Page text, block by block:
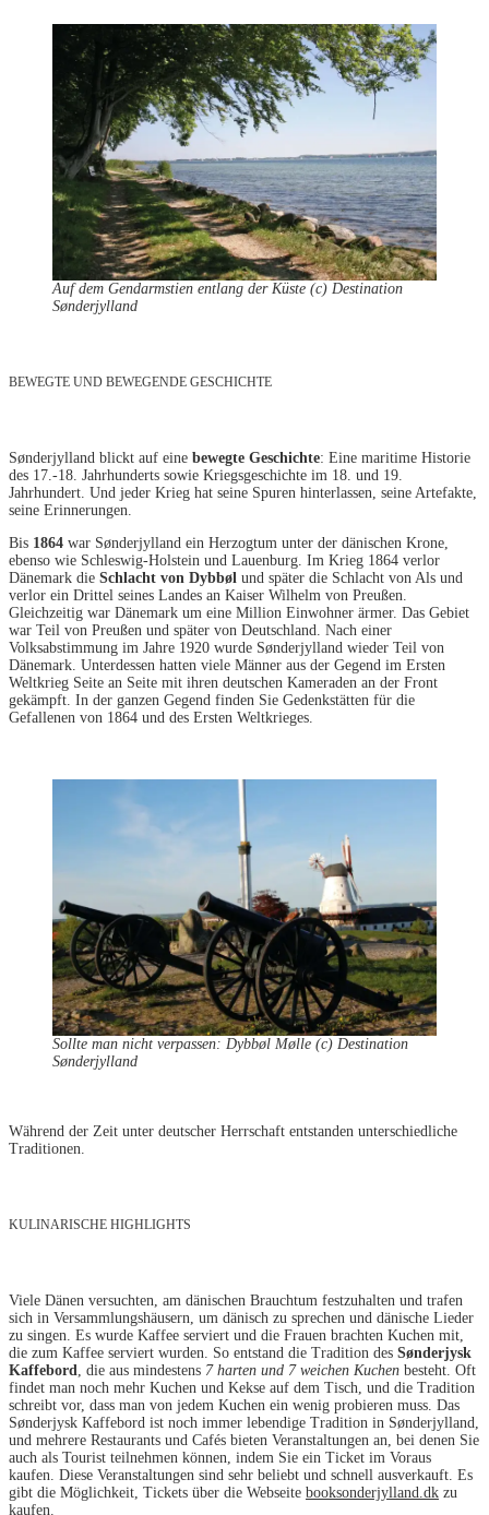
Auf dem Gendarmstien entlang der Küste (c) Destination
Sønderjylland
BEWEGTE UND BEWEGENDE GESCHICHTE
Sønderjylland blickt auf eine bewegte Geschichte: Eine maritime Historie
des 17.-18. Jahrhunderts sowie Kriegsgeschichte im 18. und 19.
Jahrhundert. Und jeder Krieg hat seine Spuren hinterlassen, seine Artefakte,
seine Erinnerungen.
Bis 1864 war Sønderjylland ein Herzogtum unter der dänischen Krone,
ebenso wie Schleswig-Holstein und Lauenburg. Im Krieg 1864 verlor
Dänemark die Schlacht von Dybbøl und später die Schlacht von Als und
verlor ein Drittel seines Landes an Kaiser Wilhelm von Preußen.
Gleichzeitig war Dänemark um eine Million Einwohner ärmer. Das Gebiet
war Teil von Preußen und später von Deutschland. Nach einer
Volksabstimmung im Jahre 1920 wurde Sønderjylland wieder Teil von
Dänemark. Unterdessen hatten viele Männer aus der Gegend im Ersten
Weltkrieg Seite an Seite mit ihren deutschen Kameraden an der Front
gekämpft. In der ganzen Gegend finden Sie Gedenkstätten für die
Gefallenen von 1864 und des Ersten Weltkrieges.
Sollte man nicht verpassen: Dybbøl Mølle (c) Destination
Sønderjylland
Während der Zeit unter deutscher Herrschaft entstanden unterschiedliche
Traditionen.
KULINARISCHE HIGHLIGHTS
Viele Dänen versuchten, am dänischen Brauchtum festzuhalten und trafen
sich in Versammlungshäusern, um dänisch zu sprechen und dänische Lieder
zu singen. Es wurde Kaffee serviert und die Frauen brachten Kuchen mit,
die zum Kaffee serviert wurden. So entstand die Tradition des Sønderjysk
Kaffebord, die aus mindestens 7 harten und 7 weichen Kuchen besteht. Oft
findet man noch mehr Kuchen und Kekse auf dem Tisch, und die Tradition
schreibt vor, dass man von jedem Kuchen ein wenig probieren muss. Das
Sønderjysk Kaffebord ist noch immer lebendige Tradition in Sønderjylland,
und mehrere Restaurants und Cafés bieten Veranstaltungen an, bei denen Sie
auch als Tourist teilnehmen können, indem Sie ein Ticket im Voraus
kaufen. Diese Veranstaltungen sind sehr beliebt und schnell ausverkauft. Es
gibt die Möglichkeit, Tickets über die Webseite booksonderjylland.dk zu
kaufen.